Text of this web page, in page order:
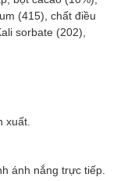
(415), chất điều
sorbate (202),
xuất.
ánh nắng trực tiếp.